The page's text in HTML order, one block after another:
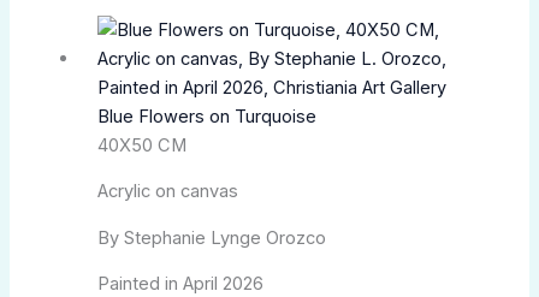
Blue Flowers on Turquoise
40X50 CM
Acrylic on canvas
By Stephanie Lynge Orozco
Painted in April 2026